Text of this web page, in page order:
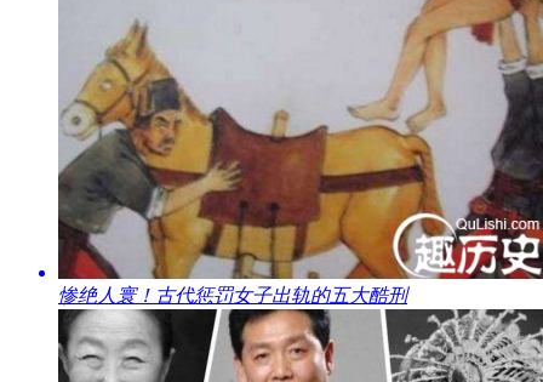
​惨绝人寰！古代惩罚女子出轨的五大酷刑